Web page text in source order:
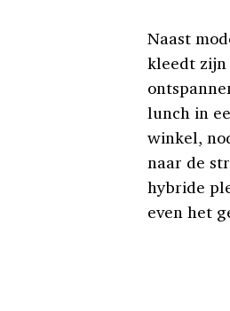
Naast
kleedt zijn
lunch in
winkel,
naar de
hybride
even het